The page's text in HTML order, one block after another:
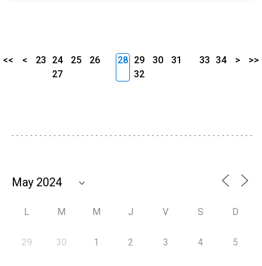
<< < 23 24 25
26
27
28 29 30
31
32
33 34 > >>
L M M J V S D
29 30 1 2 3 4 5